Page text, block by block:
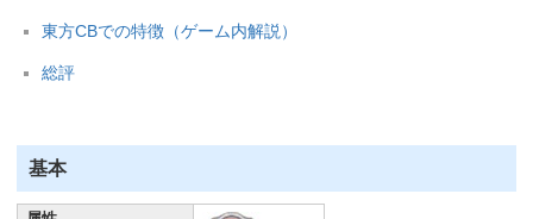
東方CBでの特徴（ゲーム内解説）
総評
基本